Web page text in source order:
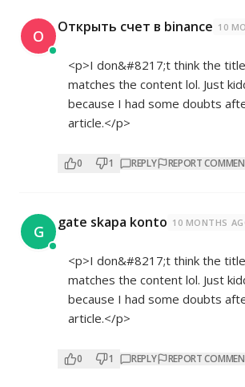
О Открыть счет в binance 10
<p>I don&#8217;t think the
matches the content lol. Just
because I had some doubts
article.</p>
0 1 REPLY REPORT
G gate skapa konto 10 MONTHS
<p>I don&#8217;t think the
matches the content lol. Just
because I had some doubts
article.</p>
0 1 REPLY REPORT